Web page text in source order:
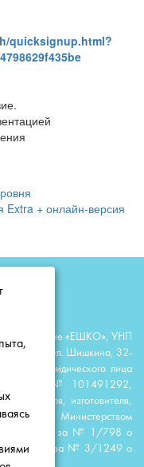
quicksignup.html?
Extra + онлайн-версия
предприятие «ЕШКО», УНП
г. Минск, ул. Шишкина, 32-
юридического лица
2014 г. № 101491292,
издателя, изготовителя,
выдано Министерством
2014 г. за № 1/798 о
2016 г. за № 3/1249 о